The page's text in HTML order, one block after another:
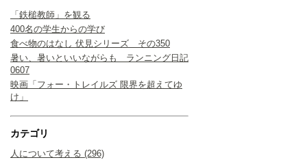
「鉄槌教師」を観る
400名の学生からの学び
食べ物のはなし 伏見シリーズ その350
暑い、暑いといいながらも ランニング日記
0607
映画「フォー・トレイルズ 限界を超えてゆ
け」
カテゴリ
人について考える (296)